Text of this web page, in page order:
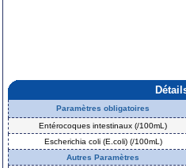
Paramètres obligatoires
Entérocoques intestinaux (/100mL)
Escherichia coli (E.coli) (/100mL)
Autres Paramètres